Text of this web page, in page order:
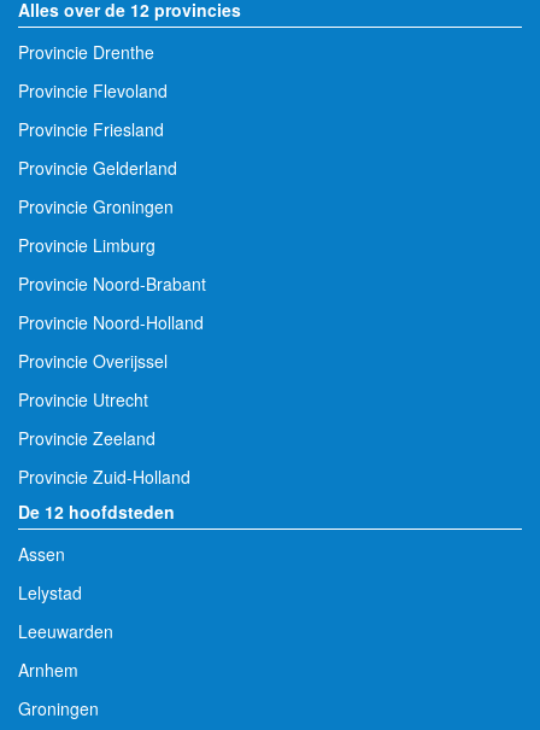
Alles over de 12 provincies
Provincie Drenthe
Provincie Flevoland
Provincie Friesland
Provincie Gelderland
Provincie Groningen
Provincie Limburg
Provincie Noord-Brabant
Provincie Noord-Holland
Provincie Overijssel
Provincie Utrecht
Provincie Zeeland
Provincie Zuid-Holland
De 12 hoofdsteden
Assen
Lelystad
Leeuwarden
Arnhem
Groningen